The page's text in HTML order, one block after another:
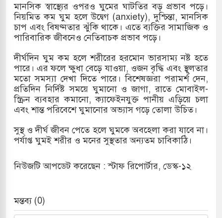
একমাত্র আসামি অবসরপ্রাপ্ত সেনাসদস্য জামিনে
কেন্দ্রের ইউনিট-১ এ আবারও বিদ্যুৎ উৎপাদন
কুতুবদিয়া শিপিং চ্যানেলে জালের জড়ালে মারাত্মক
রুশ নাগরিকদের মারামারি: নিহত ১
মানসিক স্বাস্থ্যের ওপরও ঘুমের ঘাটতির বড় প্রভাব পড়ে।
নিয়মিত কম ঘুম হলে উদ্বেগ (anxiety), দুশ্চিন্তা, মানসিক
চাপ এবং বিষণ্নতার ঝুঁকি থাকে। এতে ব্যক্তির সামাজিক ও
পারিবারিক জীবনেও নেতিবাচক প্রভাব পড়ে।
দীর্ঘদিন ঘুম কম হলে শরীরের হরমোন ভারসাম্য নষ্ট হতে
পারে। এর ফলে ক্ষুধা বেড়ে যাওয়া, ওজন বৃদ্ধি এবং স্থূলতার
মতো সমস্যা দেখা দিতে পারে। বিশেষজ্ঞরা পরামর্শ দেন,
প্রতিদিন নির্দিষ্ট সময়ে ঘুমানো ও জাগা, রাতে মোবাইল-
স্ক্রিন ব্যবহার কমানো, ক্যাফেইনযুক্ত পানীয় এড়িয়ে চলা
এবং শান্ত পরিবেশে ঘুমানোর অভ্যাস গড়ে তোলা উচিত।
সুস্থ ও দীর্ঘ জীবন পেতে হলে ঘুমকে অবহেলা করা যাবে না।
পর্যাপ্ত ঘুমই শরীর ও মনের সুস্থতার অন্যতম চাবিকাঠি।
নিউজটি আপডেট করেছেন : স্টাফ রিপোর্টার, ডেস্ক-১২
মন্তব্য (0)